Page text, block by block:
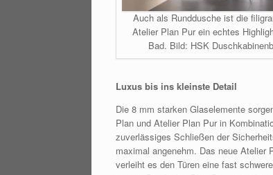
Auch als Runddusche ist die
Atelier Plan Pur ein echtes
Bad. Bild: HSK
Luxus bis ins kleinste Detail
Die 8 mm starken Glaselemente
Plan und Atelier Plan Pur in
zuverlässiges Schließen der
maximal angenehm. Das neue Atelier
verleiht es den Türen eine fast